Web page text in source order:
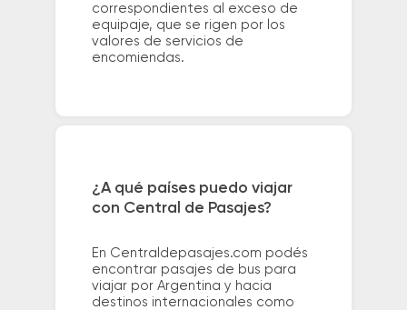
correspondientes al exceso de
equipaje, que se rigen por los
valores de servicios de
encomiendas.
¿A qué países puedo viajar
con Central de Pasajes?
En Centraldepasajes.com podés
encontrar pasajes de bus para
viajar por Argentina y hacia
destinos internacionales como